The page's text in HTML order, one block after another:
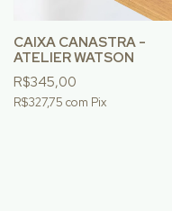
CAIXA CANASTRA -
ATELIER WATSON
R$345,00
R$327,75 com Pix